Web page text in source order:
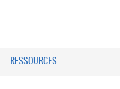
RESSOURCES